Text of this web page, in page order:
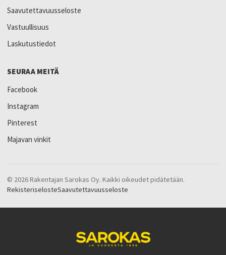
Saavutettavuusseloste
Vastuullisuus
Laskutustiedot
SEURAA MEITÄ
Facebook
Instagram
Pinterest
Majavan vinkit
© 2026 Rakentajan Sarokas Oy. Kaikki oikeudet pidätetään.
RekisteriselosteSaavutettavuusseloste